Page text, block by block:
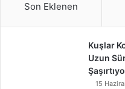
Son Eklenen
Kuşlar
Uzun
15